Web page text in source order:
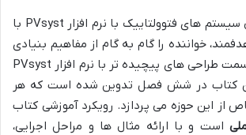
کتاب آموزش طراحی سیستم های فتوولتاییک با نرم افزار PVsyst با
خواننده را گام به گام از مفاهیم بنیادی
انرژی خورشیدی به سمت طراحی های پیچیده تر با نرم افزار PVsyst
کتاب در شش فصل تدوین شده است که هر
از این حوزه می پردازد. رویکرد آموزشی کتاب
است و با ارائه مثال ها و مراحل اجرایی،